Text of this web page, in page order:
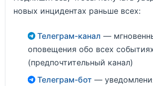
новых инцидентах раньше всех:
Телеграм-канал —
оповещения обо всех
(предпочтительный канал)
Телеграм-бот —